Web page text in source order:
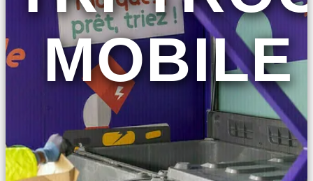
MOBILE